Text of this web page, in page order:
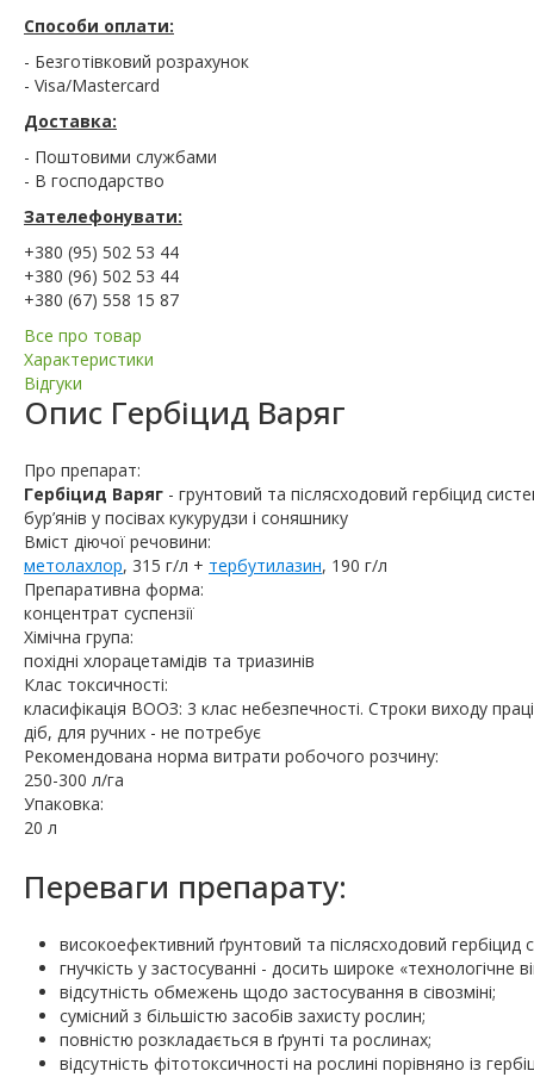
Способи оплати:
- Безготівковий розрахунок
- Visa/Mastercard
Доставка:
- Поштовими службами
- В господарство
Зателефонувати:
+380 (95) 502 53 44
+380 (96) 502 53 44
+380 (67) 558 15 87
Все про товар
Характеристики
Відгуки
Опис Гербіцид Варяг
Про препарат:
Гербіцид Варяг - грунтовий та післясходовий гербіцид
бур’янів у посівах кукурудзи і соняшнику
Вміст діючої речовини:
метолахлор, 315 г/л + тербутилазин, 190 г/л
Препаративна форма:
концентрат суспензії
Хімічна група:
похідні хлорацетамідів та триазинів
Клас токсичності:
класифікація ВООЗ: 3 клас небезпечності. Строки виходу
діб, для ручних - не потребує
Рекомендована норма витрати робочого розчину:
250-300 л/га
Упаковка:
20 л
Переваги препарату:
високоефективний ґрунтовий та післясходовий гербіцид
гнучкість у застосуванні - досить широке «технологічне
відсутність обмежень щодо застосування в сівозміні;
сумісний з більшістю засобів захисту рослин;
повністю розкладається в ґрунті та рослинах;
відсутність фітотоксичності на рослині порівняно із